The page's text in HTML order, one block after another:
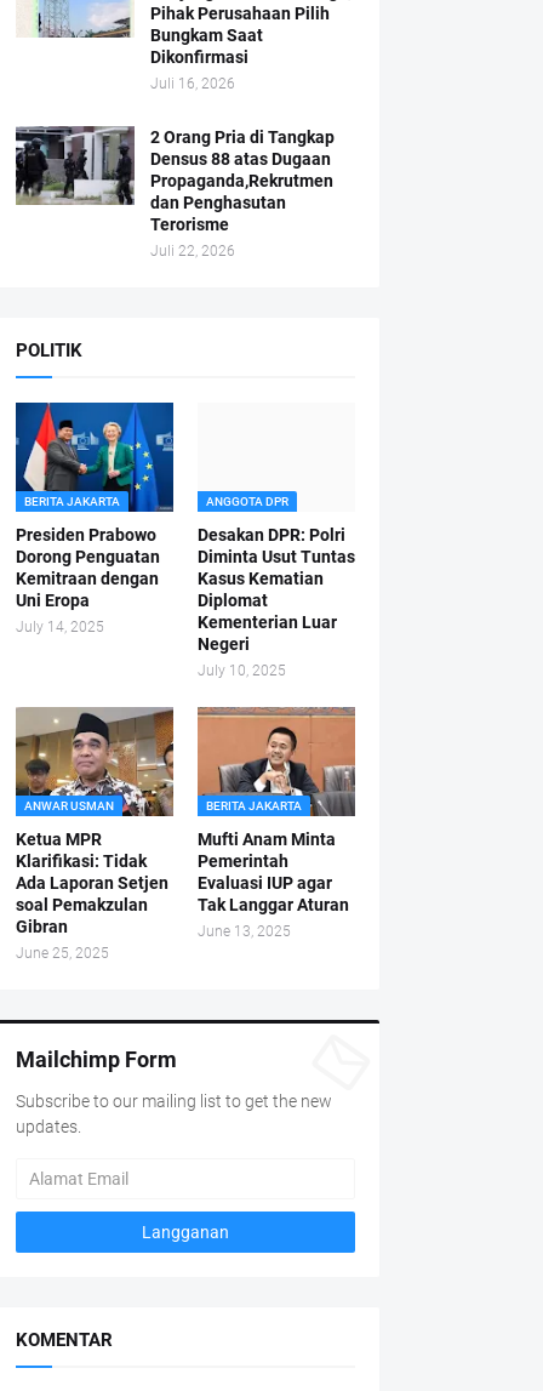
Pihak Perusahaan Pilih
Bungkam Saat
Dikonfirmasi
Juli 16, 2026
2 Orang Pria di Tangkap
Densus 88 atas Dugaan
Propaganda,Rekrutmen
dan Penghasutan
Terorisme
Juli 22, 2026
POLITIK
BERITA JAKARTA
Presiden Prabowo
Dorong Penguatan
Kemitraan dengan
Uni Eropa
July 14, 2025
ANGGOTA DPR
Desakan DPR: Polri
Diminta Usut Tuntas
Kasus Kematian
Diplomat
Kementerian Luar
Negeri
July 10, 2025
ANWAR USMAN
Ketua MPR
Klarifikasi: Tidak
Ada Laporan Setjen
soal Pemakzulan
Gibran
June 25, 2025
BERITA JAKARTA
Mufti Anam Minta
Pemerintah
Evaluasi IUP agar
Tak Langgar Aturan
June 13, 2025
Mailchimp Form
Subscribe to our mailing list to get the new
updates.
KOMENTAR